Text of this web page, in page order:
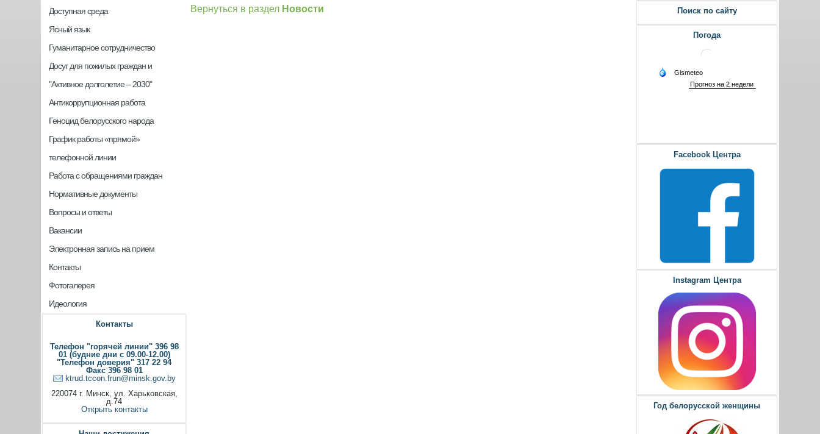
Доступная среда
Ясный язык
Гуманитарное сотрудничество
Досуг для пожилых граждан и
"Активное долголетие – 2030"
Антикоррупционная работа
Геноцид белорусского народа
График работы «прямой»
телефонной линии
Работа с обращениями граждан
Нормативные документы
Вопросы и ответы
Вакансии
Электронная запись на прием
Контакты
Фотогалерея
Идеология
Контакты
Телефон "горячей линии" 396 98
01 (будние дни с 09.00-12.00)
"Телефон доверия" 317 22 94
Факс 396 98 01
ktrud.tccon.frun@minsk.gov.by
220074 г. Минск, ул. Харьковская,
д.74
Открыть контакты
Вернуться в раздел Новости Поиск по сайту
Погода
Facebook Центра
Instagram Центра
Год белорусской женщины